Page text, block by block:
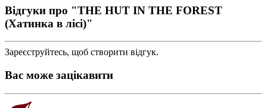
Відгуки про "THE HUT IN THE FOREST
(Хатинка в лісі)"
Зареєструйтесь, щоб створити відгук.
Вас може зацікавити